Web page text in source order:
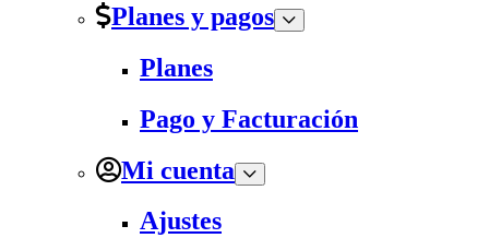
Planes y pagos
Planes
Pago y Facturación
Mi cuenta
Ajustes